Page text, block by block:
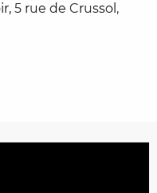
5 rue de Crussol,